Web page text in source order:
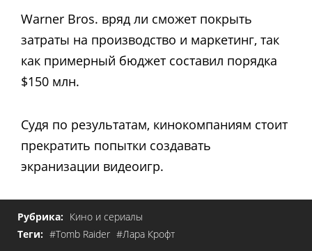
Warner Bros. вряд ли сможет покрыть
затраты на производство и маркетинг, так
как примерный бюджет составил порядка
$150 млн.
Судя по результатам, кинокомпаниям стоит
прекратить попытки создавать
экранизации видеоигр.
Рубрика: Кино и сериалы
Теги: #Tomb Raider #Лара Крофт